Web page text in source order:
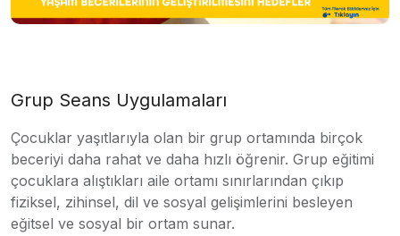
Grup Seans Uygulamaları
Çocuklar yaşıtlarıyla olan bir grup ortamında birçok
beceriyi daha rahat ve daha hızlı öğrenir. Grup eğitimi
çocuklara alıştıkları aile ortamı sınırlarından çıkıp
fiziksel, zihinsel, dil ve sosyal gelişimlerini besleyen
eğitsel ve sosyal bir ortam sunar.